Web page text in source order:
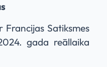
Satiksmes
gada reāllaika